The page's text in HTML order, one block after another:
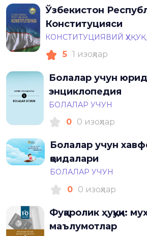
Ўзбекистон
Конституцияси
КОНСТИТУЦИЯВИЙ ҲУҚУҚ
5 1 изоҳлар
Болалар учун
энциклопедия
БОЛАЛАР УЧУН
0 0 изоҳлар
Болалар учун
қоидалари
БОЛАЛАР УЧУН
0 0 изоҳлар
Фуқаролик ҳуқуқи:
маълумотлар